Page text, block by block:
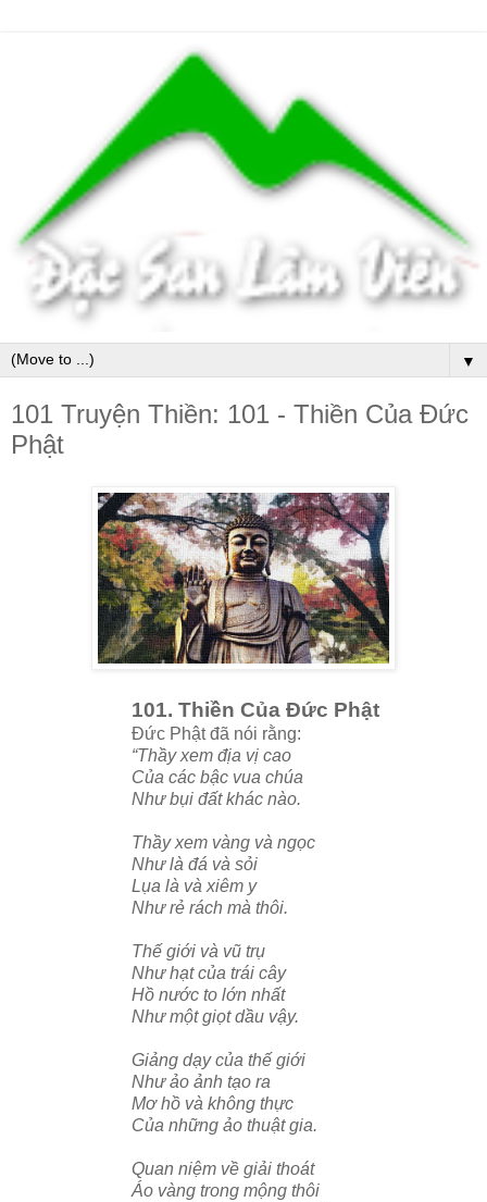
▼
101 Truyện Thiền: 101 - Thiền Của Đức
Phật
101. Thiền Của Đức Phật
Đức Phật đã nói rằng:
“Thầy xem địa vị cao
Của các bậc vua chúa
Như bụi đất khác nào.
Thầy xem vàng và ngọc
Như là đá và sỏi
Lụa là và xiêm y
Như rẻ rách mà thôi.
Thế giới và vũ trụ
Như hạt của trái cây
Hồ nước to lớn nhất
Như một giọt dầu vậy.
Giảng dạy của thế giới
Như ảo ảnh tạo ra
Mơ hồ và không thực
Của những ảo thuật gia.
Quan niệm về giải thoát
Áo vàng trong mộng thôi